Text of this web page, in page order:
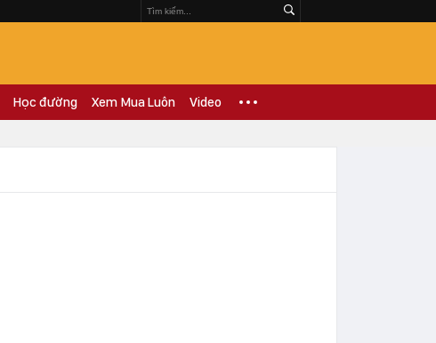
Học đường Xem Mua Luôn Video